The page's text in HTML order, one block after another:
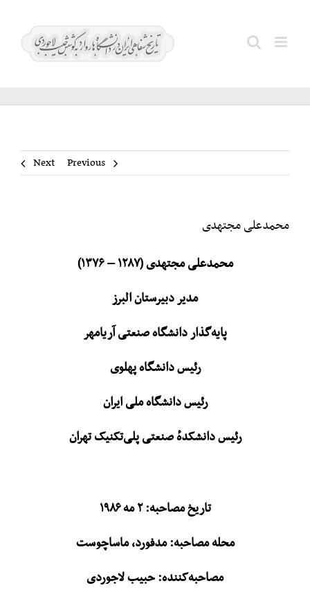
محمدعلی
Previous
Next
محمدعلی مجتهدی
محمدعلی مجتهدی (۱۲۸۷ – ۱۳۷۶)
مدیر دبیرستان البرز
پایه‌گذار دانشگاه صنعتی آریامهر
رئیس دانشگاه پهلوی
رئیس دانشگاه ملی ایران
رئیس دانشکدهٔ صنعتی پلی‌تکنیک تهران
تاریخ مصاحبه: ۲ مه ۱۹۸۶
محله مصاحبه: مدفورد، ماساچوست
مصاحبه‌کننده: حبیب لاجوردی